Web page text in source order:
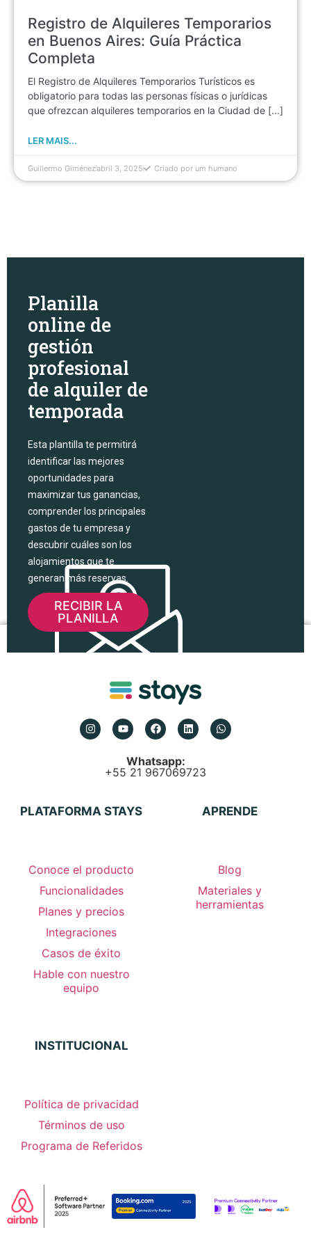
Registro de Alquileres Temporarios
en Buenos Aires: Guía Práctica
Completa
El Registro de Alquileres Temporarios Turísticos es
obligatorio para todas las personas físicas o jurídicas
que ofrezcan alquileres temporarios en la Ciudad de [...]
LER MAIS...
Guillermo Giménezabril 3, 2025 Criado por um humano
Planilla
online de
gestión
profesional
de alquiler de
temporada
Esta plantilla te permitirá
identificar las mejores
oportunidades para
maximizar tus ganancias,
comprender los principales
gastos de tu empresa y
descubrir cuáles son los
alojamientos que te
generan más reservas.
RECIBIR LA
PLANILLA
Whatsapp:
+55 21 967069723
PLATAFORMA STAYS
Conoce el producto
Funcionalidades
Planes y precios
Integraciones
Casos de éxito
Hable con nuestro
equipo
APRENDE
Blog
Materiales y
herramientas
INSTITUCIONAL
Política de privacidad
Términos de uso
Programa de Referidos